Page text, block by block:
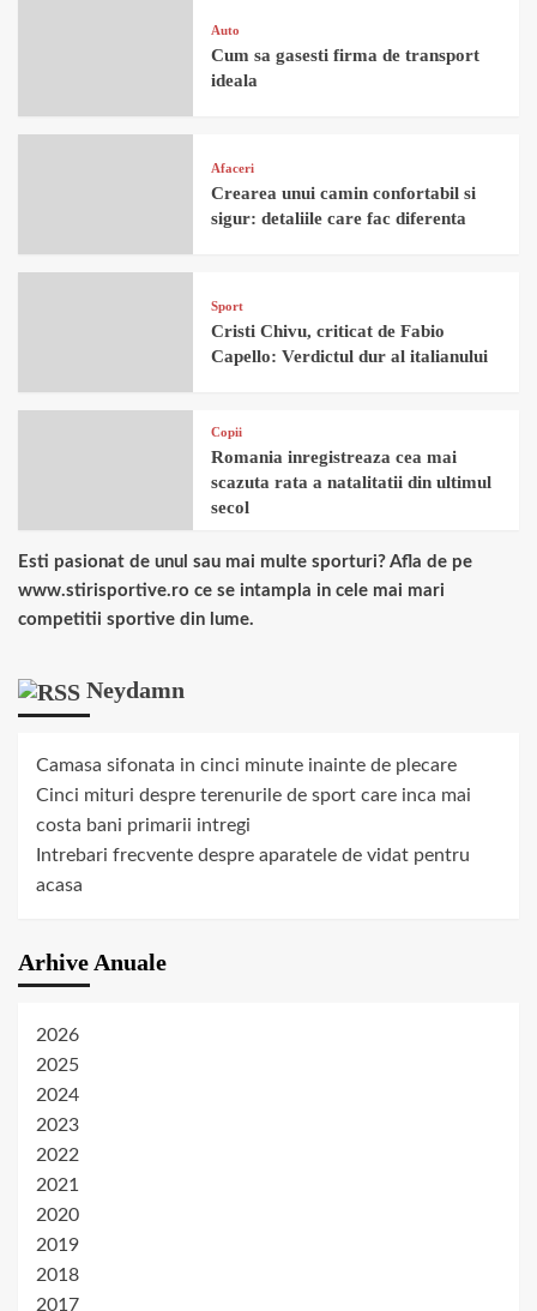
Auto
Cum sa gasesti firma de transport
ideala
Afaceri
Crearea unui camin confortabil si
sigur: detaliile care fac diferenta
Sport
Cristi Chivu, criticat de Fabio
Capello: Verdictul dur al italianului
Copii
Romania inregistreaza cea mai
scazuta rata a natalitatii din ultimul
secol
Esti pasionat de unul sau mai multe sporturi? Afla de pe
www.stirisportive.ro ce se intampla in cele mai mari
competitii sportive din lume.
Neydamn
Camasa sifonata in cinci minute inainte de plecare
Cinci mituri despre terenurile de sport care inca mai
costa bani primarii intregi
Intrebari frecvente despre aparatele de vidat pentru
acasa
Arhive Anuale
2026
2025
2024
2023
2022
2021
2020
2019
2018
2017